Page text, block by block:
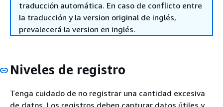
traducción automática. En caso de conflicto entre
la traducción y la version original de inglés,
prevalecerá la version en inglés.
Niveles de registro
Tenga cuidado de no registrar una cantidad excesiva
de datos. Los registros deben capturar datos útiles y